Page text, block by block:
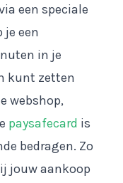
een speciale
je een
in je
kunt zetten
webshop,
paysafecard is
bedragen. Zo
jouw aankoop